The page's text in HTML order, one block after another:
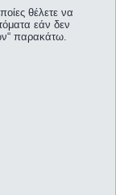
θέλετε να
εάν δεν
παρακάτω.